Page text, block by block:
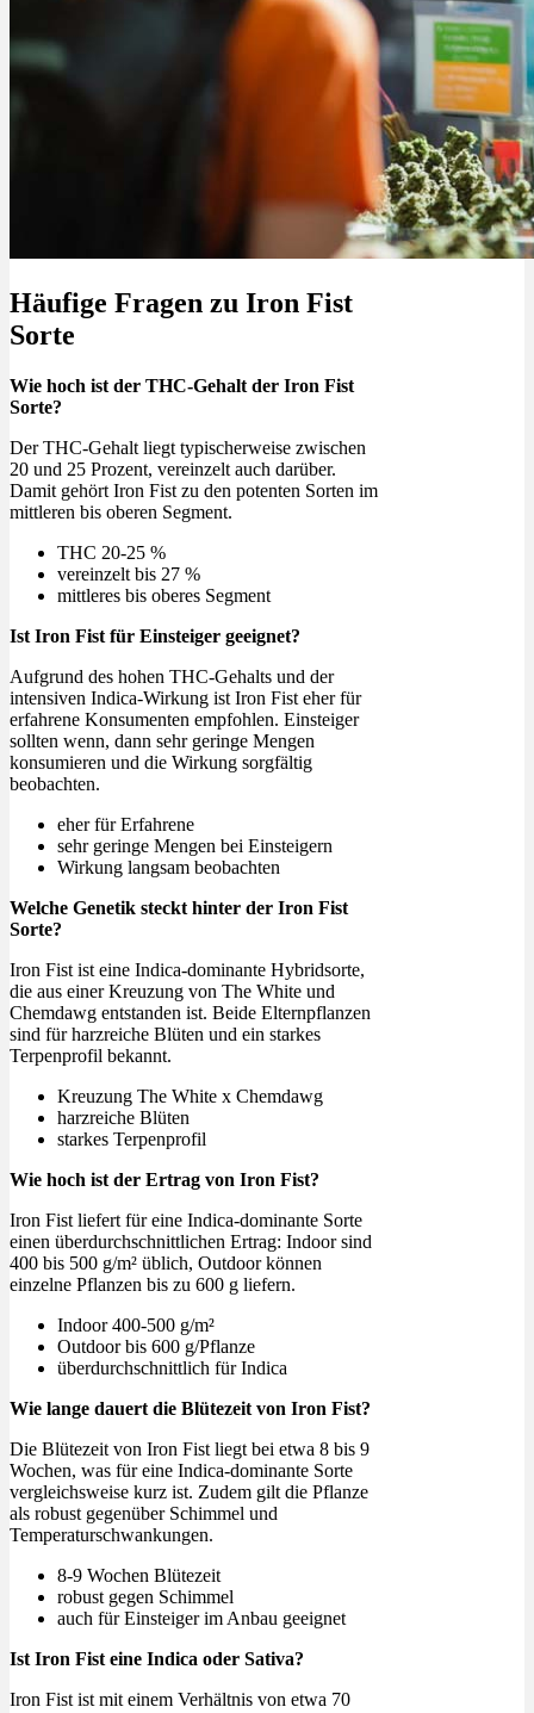
Häufige Fragen zu Iron Fist
Sorte
Wie hoch ist der THC-Gehalt der Iron Fist
Sorte?
Der THC-Gehalt liegt typischerweise zwischen
20 und 25 Prozent, vereinzelt auch darüber.
Damit gehört Iron Fist zu den potenten Sorten im
mittleren bis oberen Segment.
THC 20-25 %
vereinzelt bis 27 %
mittleres bis oberes Segment
Ist Iron Fist für Einsteiger geeignet?
Aufgrund des hohen THC-Gehalts und der
intensiven Indica-Wirkung ist Iron Fist eher für
erfahrene Konsumenten empfohlen. Einsteiger
sollten wenn, dann sehr geringe Mengen
konsumieren und die Wirkung sorgfältig
beobachten.
eher für Erfahrene
sehr geringe Mengen bei Einsteigern
Wirkung langsam beobachten
Welche Genetik steckt hinter der Iron Fist
Sorte?
Iron Fist ist eine Indica-dominante Hybridsorte,
die aus einer Kreuzung von The White und
Chemdawg entstanden ist. Beide Elternpflanzen
sind für harzreiche Blüten und ein starkes
Terpenprofil bekannt.
Kreuzung The White x Chemdawg
harzreiche Blüten
starkes Terpenprofil
Wie hoch ist der Ertrag von Iron Fist?
Iron Fist liefert für eine Indica-dominante Sorte
einen überdurchschnittlichen Ertrag: Indoor sind
400 bis 500 g/m² üblich, Outdoor können
einzelne Pflanzen bis zu 600 g liefern.
Indoor 400-500 g/m²
Outdoor bis 600 g/Pflanze
überdurchschnittlich für Indica
Wie lange dauert die Blütezeit von Iron Fist?
Die Blütezeit von Iron Fist liegt bei etwa 8 bis 9
Wochen, was für eine Indica-dominante Sorte
vergleichsweise kurz ist. Zudem gilt die Pflanze
als robust gegenüber Schimmel und
Temperaturschwankungen.
8-9 Wochen Blütezeit
robust gegen Schimmel
auch für Einsteiger im Anbau geeignet
Ist Iron Fist eine Indica oder Sativa?
Iron Fist ist mit einem Verhältnis von etwa 70